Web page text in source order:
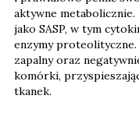
aktywne
jako SASP, w tym
enzymy proteolityczne.
zapalny oraz
komórki,
tkanek.